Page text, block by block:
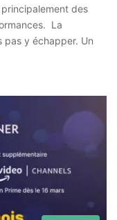
des
La
pas y échapper. Un